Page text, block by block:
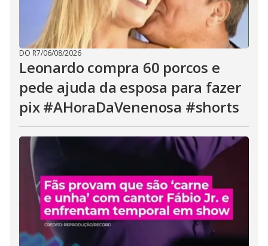
DO R7/06/08/2026
Leonardo compra 60 porcos e
pede ajuda da esposa para fazer
pix #AHoraDaVenenosa #shorts